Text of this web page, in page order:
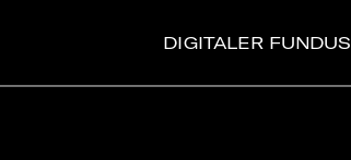
DIGITALER FUNDUS